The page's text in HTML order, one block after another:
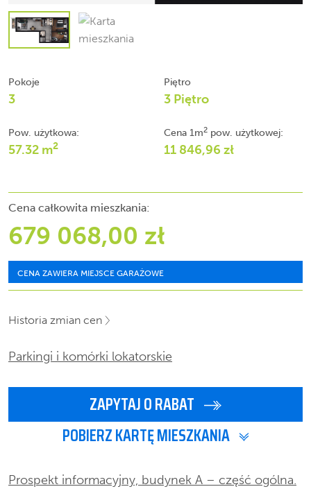
Pokoje
3
Piętro
3 Piętro
Pow. użytkowa:
57.32 m2
Cena 1m2 pow. użytkowej:
11 846,96 zł
Cena całkowita mieszkania:
679 068,00 zł
CENA ZAWIERA MIEJSCE GARAŻOWE
Historia zmian cen
Parkingi i komórki lokatorskie
ZAPYTAJ O RABAT
POBIERZ KARTĘ MIESZKANIA
Prospekt informacyjny, budynek A – część ogólna.